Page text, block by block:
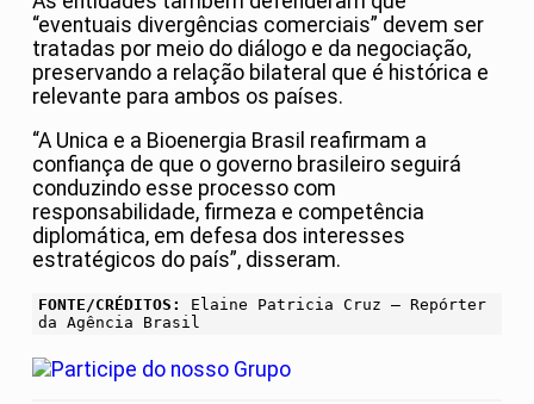
“eventuais divergências comerciais” devem ser
tratadas por meio do diálogo e da negociação,
preservando a relação bilateral que é histórica e
relevante para ambos os países.
“A Unica e a Bioenergia Brasil reafirmam a
confiança de que o governo brasileiro seguirá
conduzindo esse processo com
responsabilidade, firmeza e competência
diplomática, em defesa dos interesses
estratégicos do país”, disseram.
FONTE/CRÉDITOS:
Elaine Patricia Cruz – Repórter
da Agência Brasil